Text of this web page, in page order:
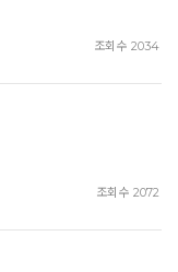
조회수 2034
조회수 2072